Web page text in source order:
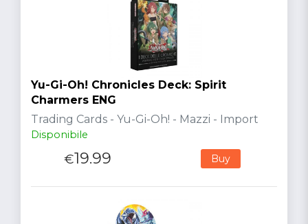
Yu-Gi-Oh! Chronicles Deck: Spirit
Charmers ENG
Trading Cards - Yu-Gi-Oh! - Mazzi - Import
Disponibile
€19.99 Buy